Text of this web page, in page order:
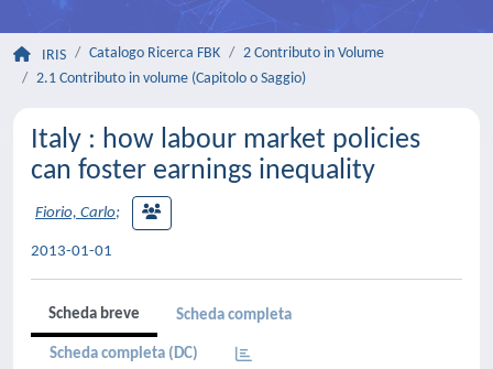
IRIS Catalogo Ricerca FBK
2 Contributo in Volume
2.1 Contributo in volume (Capitolo o Saggio)
Italy : how labour market policies
can foster earnings inequality
Fiorio, Carlo;
2013-01-01
Scheda breve Scheda completa
Scheda completa (DC)